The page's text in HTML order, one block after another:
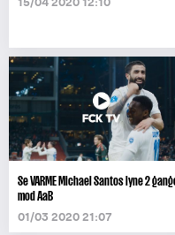
Se VARME Michael Santos lyne 2
mod AaB
01/03 2020 21:07